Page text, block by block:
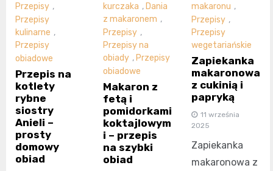
Przepisy ,
Przepisy
kulinarne ,
Przepisy
obiadowe
Przepis na
kotlety
rybne
siostry
Anieli –
prosty
domowy
obiad
kurczaka , Dania
z makaronem ,
Przepisy ,
Przepisy na
obiady ,Przepisy
obiadowe
Makaron z
fetą i
pomidorkami
koktajlowym
i – przepis
na szybki
obiad
makaronu ,
Przepisy ,
Przepisy
wegetariańskie
Zapiekanka
makaronowa
z cukinią i
papryką
11 września
2025
Zapiekanka
makaronowa z